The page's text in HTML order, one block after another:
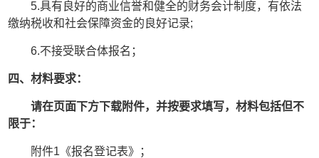
5.具有良好的商业信誉和健全的财务会计制度，有依法
缴纳税收和社会保障资金的良好记录;
6.不接受联合体报名 ；
四、材料要求：
请在页面下方下载附件，并按要求填写，材料包括但不
限于：
附件1 《报名登记表》；